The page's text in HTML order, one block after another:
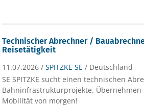
Technischer Abrechner /
Reisetätigkeit
11.07.2026 /SPITZKE SE / Deutschland
SE SPITZKE sucht einen technischen
Bahninfrastrukturprojekte.
Mobilität von morgen!